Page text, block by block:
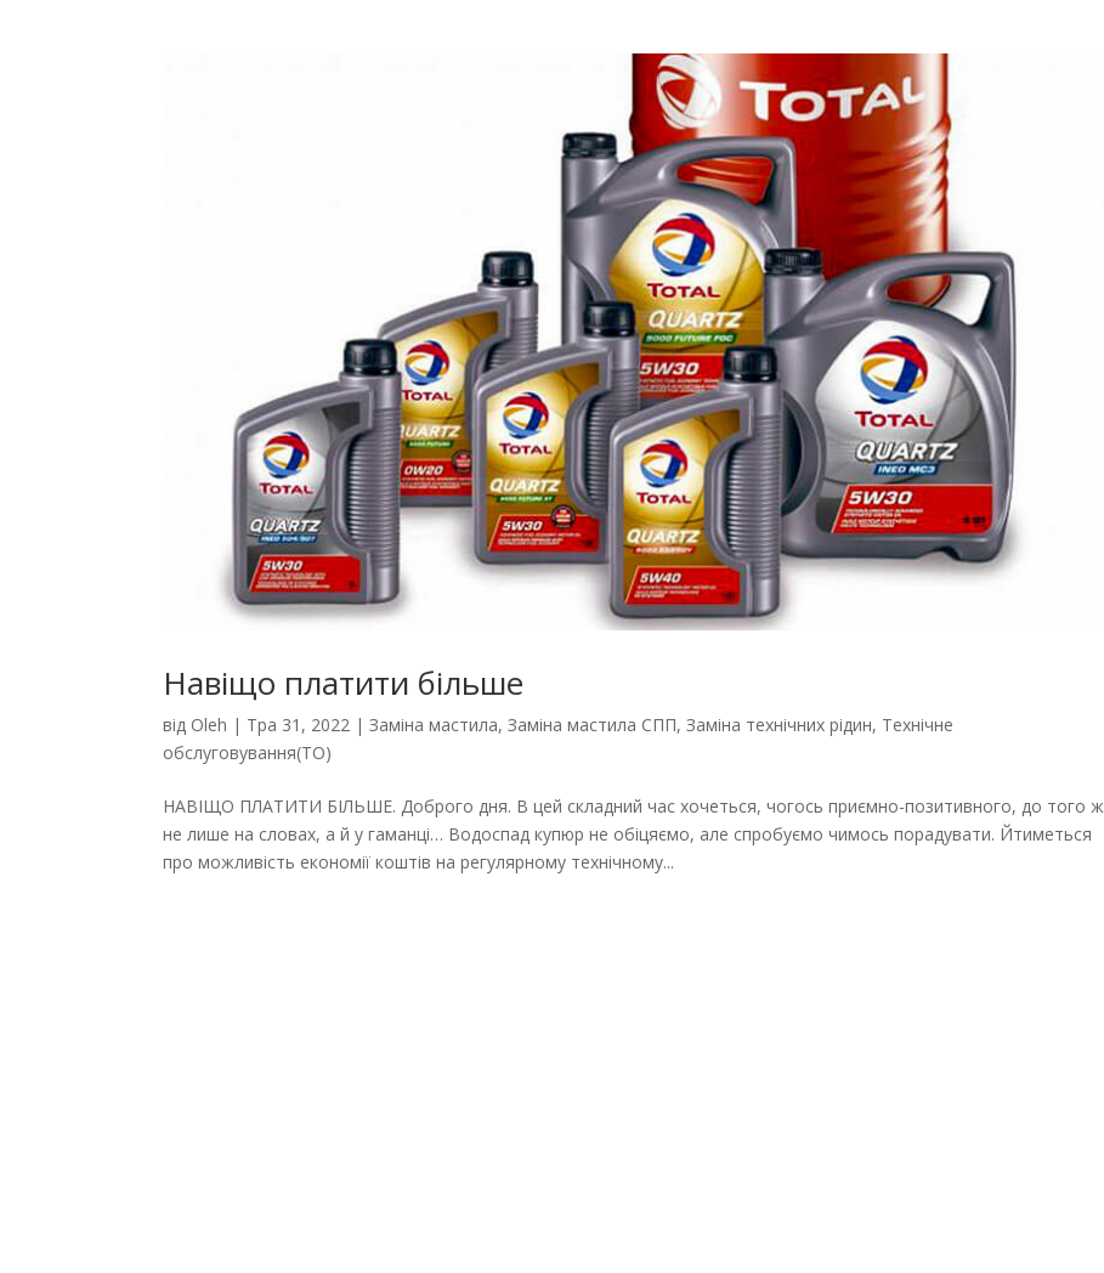
Навіщо платити більше
від Oleh | Тра 31, 2022 |Заміна мастила,Заміна мастила СПП,Заміна технічних рідин, Технічне
обслуговування(ТО)
НАВІЩО ПЛАТИТИ БІЛЬШЕ. Доброго дня. В цей складний час хочеться, чогось приємно-позитивного, до того ж
не лише на словах, а й у гаманці… Водоспад купюр не обіцяємо, але спробуємо чимось порадувати. Йтиметься
про можливість економії коштів на регулярному технічному...